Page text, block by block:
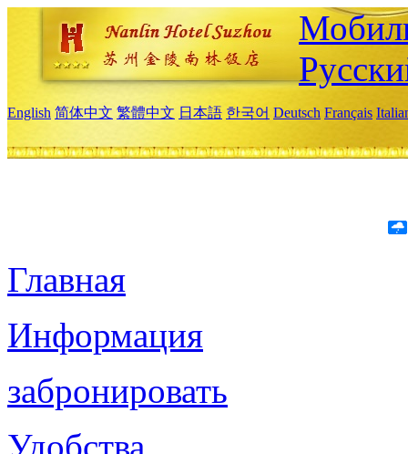
English 简体中文 繁體中文 日本語 한국어 Deutsch Français
Главная
Информация
забронировать